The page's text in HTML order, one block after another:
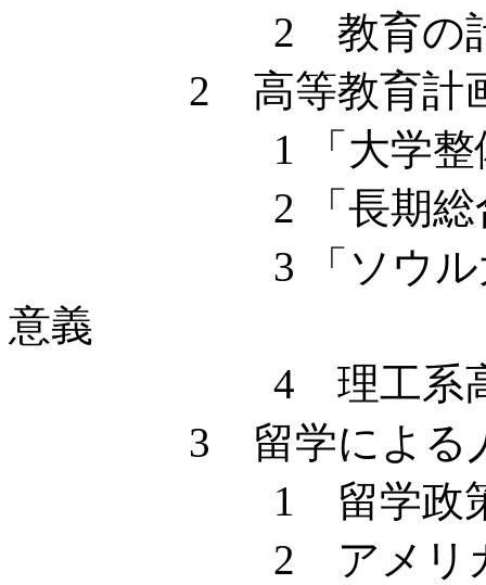
2 教育の計
2 高等教育計画
1 「大学整備調
2 「長期総合教
3 「ソウル大学
意義
4 理工系高等
3 留学による人
1 留学政策
2 アメリカ留